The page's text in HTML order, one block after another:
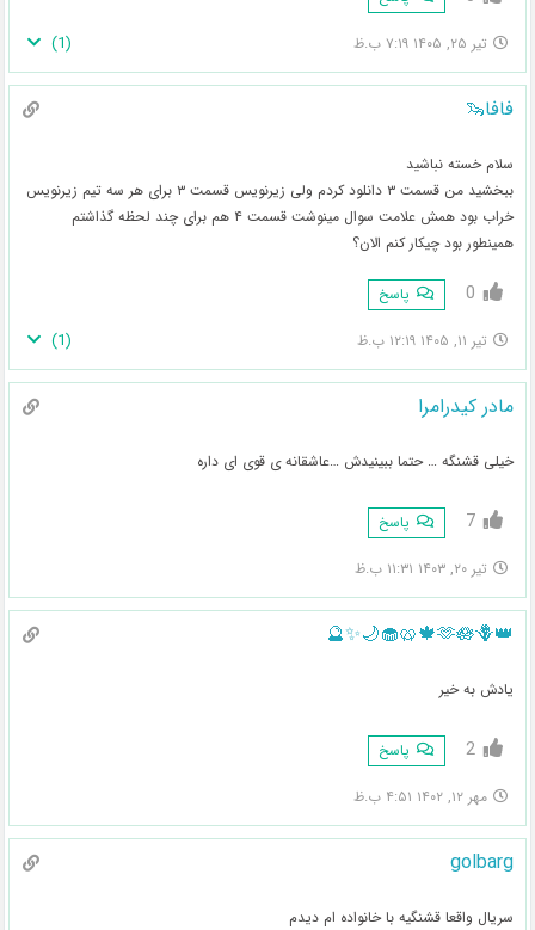
تیر ۲۵, ۱۴۰۵ ۷:۱۹ ب.ظ (
1
)
فافا🦦
سلام خسته نباشید
ببخشید من قسمت ۳ دانلود کردم ولی زیرنویس قسمت ۳ برای هر سه تیم زیرنویس
خراب بود همش علامت سوال مینوشت قسمت ۴ هم برای چند لحظه گذاشتم
همینطور بود چیکار کنم الان؟
0 پاسخ
تیر ۱۱, ۱۴۰۵ ۱۲:۱۹ ب.ظ (
1
)
مادر کیدرامرا
خیلی قشنگه … حتما ببینیدش …عاشقانه ی قوی ای داره
7 پاسخ
تیر ۲۰, ۱۴۰۳ ۱۱:۳۱ ب.ظ
👑🫶🪷🪻🍁🥨🧁🌙✨️🔮
یادش به خیر
2 پاسخ
مهر ۱۲, ۱۴۰۲ ۴:۵۱ ب.ظ
golbarg
سریال واقعا قشنگیه با خانواده ام دیدم